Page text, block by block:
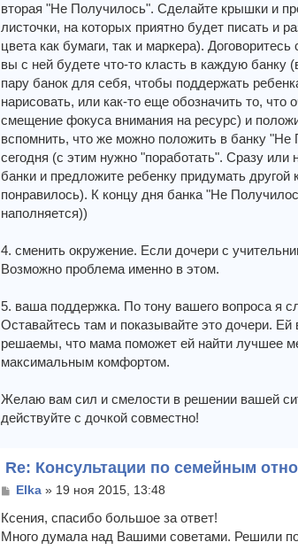
вторая "Не Получилось". Сделайте крышки и
листочки, на которых приятно будет писать и
цвета как бумаги, так и маркера).
вы с ней будете что-то класть в каждую банку
пару банок для себя, чтобы поддержать
нарисовать, или как-то еще обозначить то, что
смещение фокуса внимания на ресурс) и
вспомнить, что же можно положить в банку "Не
сегодня (с этим нужно "поработать". Сразу или
банки и предложите ребенку придумать другой
понравилось). К концу дня банка "Не
наполняется))
4. сменить окружение. Если дочери с
Возможно проблема именно в этом.
5. ваша поддержка. По тону вашего вопроса я
Оставайтесь там и показывайте это дочери.
решаемы, что мама поможет ей найти лучшее
максимальным комфортом.
Желаю вам сил и смелости в решении вашей
действуйте с дочкой совместно!
Re: Консультации по семейным
С
о
б
щ
Elka » 19 ноя 2015, 13:48
Ксения, спасибо большое за ответ!
Много думала над Вашими советами. Решили